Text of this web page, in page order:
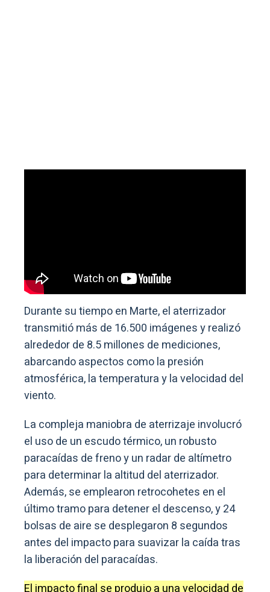
Durante su tiempo en Marte, el aterrizador
transmitió más de 16.500 imágenes y realizó
alrededor de 8.5 millones de mediciones,
abarcando aspectos como la presión
atmosférica, la temperatura y la velocidad del
viento.
La compleja maniobra de aterrizaje involucró
el uso de un escudo térmico, un robusto
paracaídas de freno y un radar de altímetro
para determinar la altitud del aterrizador.
Además, se emplearon retrocohetes en el
último tramo para detener el descenso, y 24
bolsas de aire se desplegaron 8 segundos
antes del impacto para suavizar la caída tras
la liberación del paracaídas.
El impacto final se produjo a una velocidad de